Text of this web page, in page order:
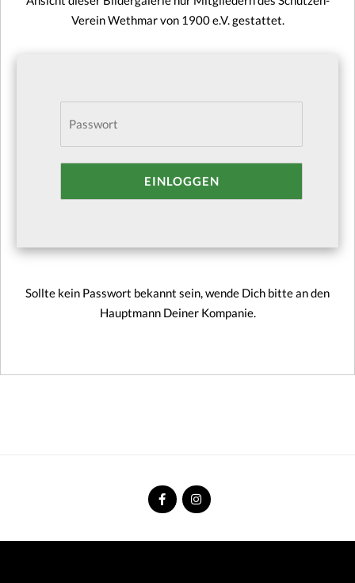
Verein Wethmar von 1900 e.V. gestattet.
Sollte kein Passwort bekannt sein, wende Dich bitte an den
Hauptmann Deiner Kompanie.